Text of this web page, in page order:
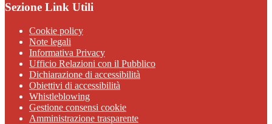
Sezione Link Utili
Cookie policy
Note legali
Informativa Privacy
Ufficio Relazioni con il Pubblico
Dichiarazione di accessibilità
Obiettivi di accessibilità
Whistleblowing
Gestione consensi cookie
Amministrazione trasparente